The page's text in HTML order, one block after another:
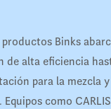
Binks
de alta eficiencia
para la mezcla
como